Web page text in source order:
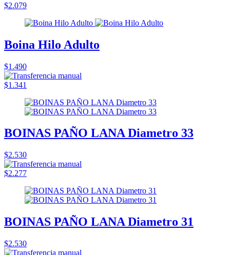
$2.079
Boina Hilo Adulto
$1.490
$1.341
BOINAS PAÑO LANA Diametro 33
$2.530
$2.277
BOINAS PAÑO LANA Diametro 31
$2.530